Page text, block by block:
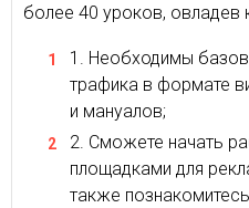
более 40 уроков, овладев
Необходимы
трафика в формате
и мануалов;
Сможете начать
площадками для
также